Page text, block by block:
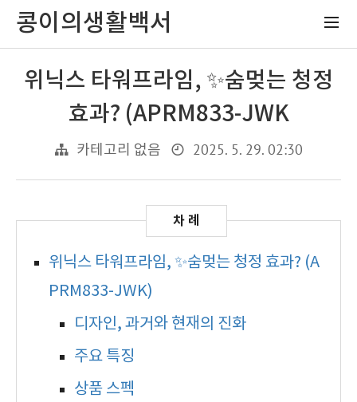
콩이의생활백서
위닉스 타워프라임, ✨숨멎는 청정
효과? (APRM833-JWK
카테고리 없음 2025. 5. 29. 02:30
위닉스 타워프라임, ✨숨멎는 청정 효과? (A
PRM833-JWK)
디자인, 과거와 현재의 진화
주요 특징
상품 스펙